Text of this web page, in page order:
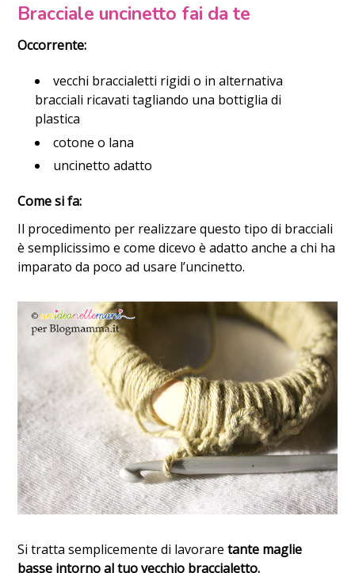
Bracciale uncinetto fai da te
Occorrente:
vecchi braccialetti rigidi o in alternativa
bracciali ricavati tagliando una bottiglia di
plastica
cotone o lana
uncinetto adatto
Come si fa:
Il procedimento per realizzare questo tipo di bracciali
è semplicissimo e come dicevo è adatto anche a chi ha
imparato da poco ad usare l’uncinetto.
Si tratta semplicemente di lavoraretante maglie
basse intorno al tuo vecchio braccialetto.